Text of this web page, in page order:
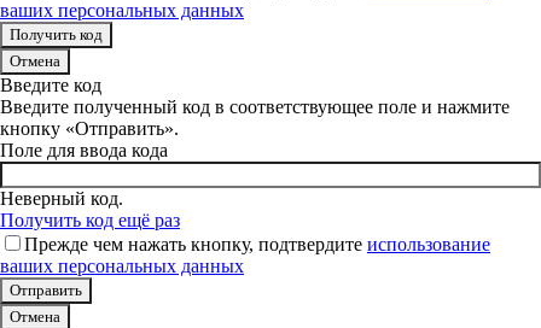
ваших персональных данных
Отмена
Введите код
Введите полученный код в соответствующее поле и нажмите
кнопку «Отправить».
Поле для ввода кода
Неверный код.
Получить код ещё раз
Прежде чем нажать кнопку, подтвердите использование
ваших персональных данных
Отмена